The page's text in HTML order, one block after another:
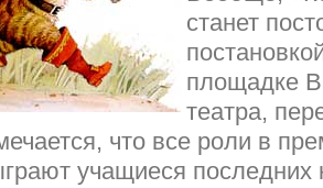
станет
площадке
театра,
что все роли в
учащиеся последних